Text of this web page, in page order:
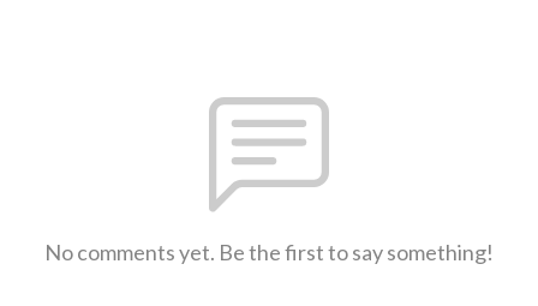
No comments yet. Be the first to say something!